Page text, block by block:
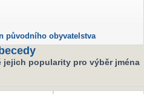
původního obyvatelstva
jejich popularity pro výběr jména